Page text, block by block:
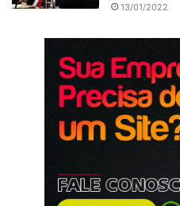
13/01/2022